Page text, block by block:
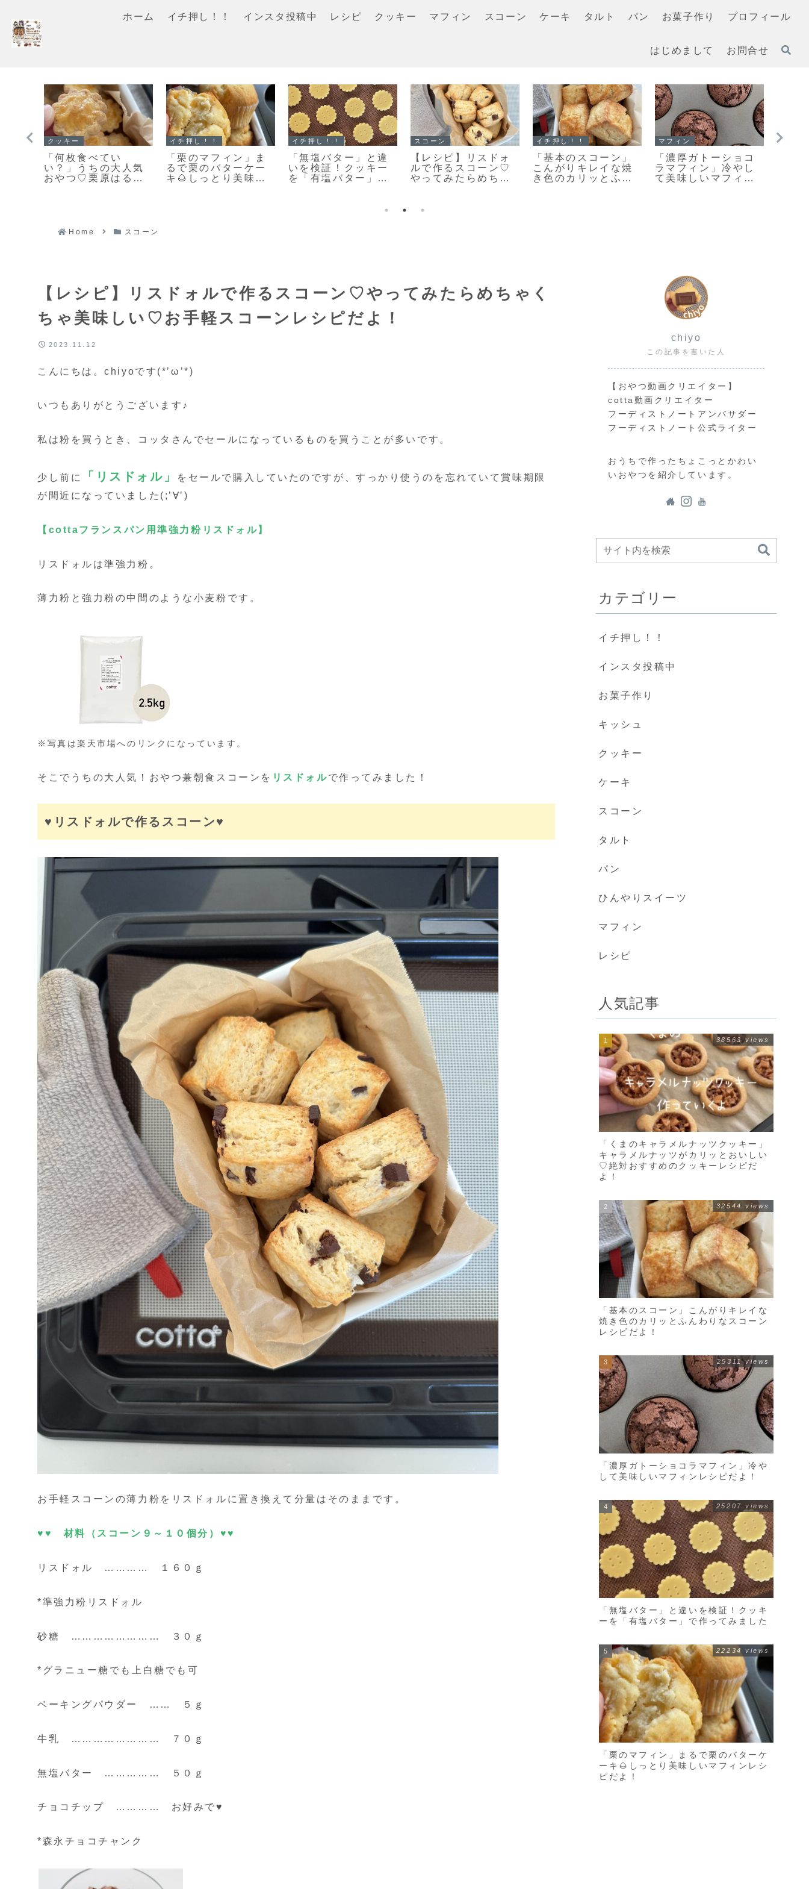
ホーム イチ押し！！ インスタ投稿中 レシピ クッキー マフィン スコーン ケーキ タルト パン お菓子作り プロフィール
はじめまして お問合せ
スコーン
【レシピ】お手軽ス
コーン♡うちにある
材料ですぐ出来る♡
スコーン
「基本のスコーン」
生クリームを使った
さっくりふわっとな
イチ押し！！
「メロンパンクッキ
ー」ちっちゃくてか
わいい♡まるでメロ
スコーン
「スコーンの朝ごは
んだ♪」カリッとふん
わりとっても美味し
クッキー
「おやつ何がい
い？」あっという間
になくなります♡栗
イチ押し！！
【レシピ】お手軽ス
コーン改良版♡さら
に美味しくなりまし
クッキ
Home スコーン
【レシピ】リスドォルで作るスコーン♡やってみたらめちゃく
ちゃ美味しい♡お手軽スコーンレシピだよ！
2023.11.12
こんにちは。chiyoです(*’ω’*)
いつもありがとうございます♪
私は粉を買うとき、コッタさんでセールになっているものを買うことが多いです。
少し前に 「リスドォル」
をセールで購入していたのですが、すっかり使うのを忘れていて賞味期限
が間近になっていました(;’∀’)
【cottaフランスパン用準強力粉リスドォル】
リスドォルは準強力粉。
薄力粉と強力粉の中間のような小麦粉です。
※写真は楽天市場へのリンクになっています。
そこでうちの大人気！おやつ兼朝食スコーンを リスドォルで作ってみました！
♥リスドォルで作るスコーン♥
お手軽スコーンの薄力粉をリスドォルに置き換えて分量はそのままです。
♥♥ 材料（スコーン９～１０個分）♥♥
リスドォル ………… １６０ｇ
*準強力粉リスドォル
砂糖 …………………… ３０ｇ
*グラニュー糖でも上白糖でも可
ベーキングパウダー …… ５ｇ
牛乳 …………………… ７０ｇ
無塩バター …………… ５０ｇ
チョコチップ ………… お好みで♥
*森永チョコチャンク
chiyo
この記事を書いた人
【おやつ動画クリエイター】
cotta動画クリエイター
フーディストノートアンバサダー
フーディストノート公式ライター
おうちで作ったちょこっとかわい
いおやつを紹介しています。
カテゴリー
イチ押し！！
インスタ投稿中
お菓子作り
キッシュ
クッキー
ケーキ
スコーン
タルト
パン
ひんやりスイーツ
マフィン
レシピ
人気記事
「くまのキャラメルナッツクッキー」
キャラメルナッツがカリッとおいしい
♡絶対おすすめのクッキーレシピだ
よ！
38563 views
「基本のスコーン」こんがりキレイな
焼き色のカリッとふんわりなスコーン
レシピだよ！
32544 views
「濃厚ガトーショコラマフィン」冷や
して美味しいマフィンレシピだよ！
25311 views
「無塩バター」と違いを検証！クッキ
ーを「有塩バター」で作ってみました
25207 views
「栗のマフィン」まるで栗のバターケ
ーキ🌰しっとり美味しいマフィンレシ
ピだよ！
22234 views